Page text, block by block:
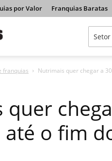
por Valor Franquias Baratas
Franquias
de
franquias Nutrimais quer chegar a
quer
o fim